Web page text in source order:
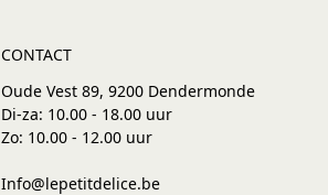
CONTACT
Oude Vest 89, 9200 Dendermonde
Di-za: 10.00 - 18.00 uur
Zo: 10.00 - 12.00 uur
Info@lepetitdelice.be